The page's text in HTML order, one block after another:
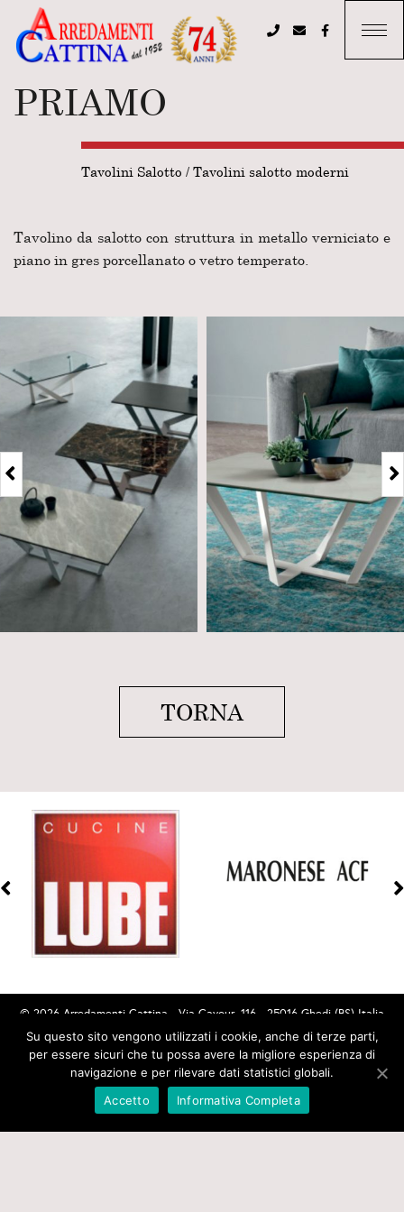
PRIAMO
Tavolini Salotto / Tavolini salotto moderni
Tavolino da salotto con struttura in metallo verniciato e
piano in gres porcellanato o vetro temperato.
TORNA
© 2026 Arredamenti Cattina - Via Cavour, 116 - 25016 Ghedi (BS) Italia
Tel. (+39) 030.901235 - Email PEC:
amministrazione@pec.arredamenticattina.it - P.I.03426060178
PRIVACY E COOKIES CREDITS
Su questo sito vengono utilizzati i cookie, anche di terze parti,
per essere sicuri che tu possa avere la migliore esperienza di
navigazione e per rilevare dati statistici globali.
Accetto
Informativa Completa